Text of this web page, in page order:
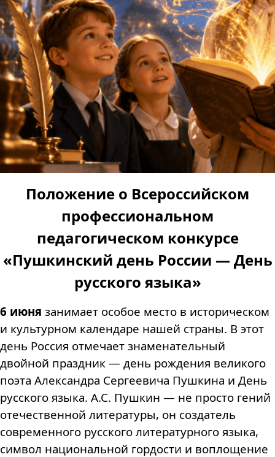
Положение о Всероссийском
профессиональном
педагогическом конкурсе
«Пушкинский день России — День
русского языка»
6 июня занимает особое место в историческом
и культурном календаре нашей страны. В этот
день Россия отмечает знаменательный
двойной праздник — день рождения великого
поэта Александра Сергеевича Пушкина и День
русского языка. А.С. Пушкин — не просто гений
отечественной литературы, он создатель
современного русского литературного языка,
символ национальной гордости и воплощение